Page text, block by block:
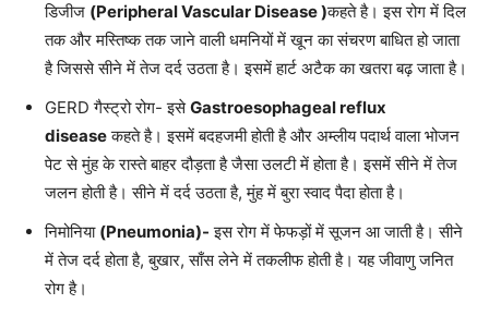
डिजीज (Peripheral Vascular Disease)कहते है। इस रोग में दिल
तक और मस्तिष्क तक जाने वाली धमनियों में खून का संचरण बाधित हो जाता
है जिससे सीने में तेज दर्द उठता है। इसमें हार्ट अटैक का खतरा बढ़ जाता है।
GERD गैस्ट्रो रोग- इसेGastroesophageal reflux
diseaseकहते है। इसमें बदहजमी होती है और अम्लीय पदार्थ वाला भोजन
पेट से मुंह के रास्ते बाहर दौड़ता है जैसा उलटी में होता है। इसमें सीने में तेज
जलन होती है। सीने में दर्द उठता है, मुंह में बुरा स्वाद पैदा होता है।
निमोनिया (Pneumonia)- इस रोग में फेफड़ों में सूजन आ जाती है। सीने
में तेज दर्द होता है, बुखार, साँस लेने में तकलीफ होती है। यह जीवाणु जनित
रोग है।